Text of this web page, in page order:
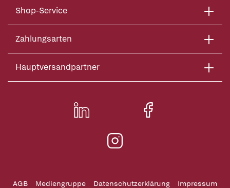
Shop-Service
Zahlungsarten
Hauptversandpartner
AGB Mediengruppe Datenschutzerklärung Impressum